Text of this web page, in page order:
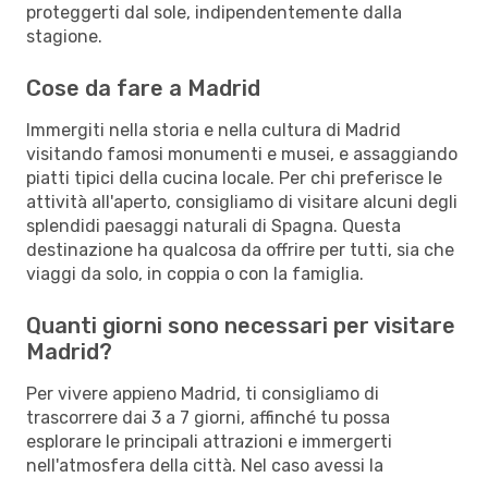
proteggerti dal sole, indipendentemente dalla
stagione.
Cose da fare a Madrid
Immergiti nella storia e nella cultura di Madrid
visitando famosi monumenti e musei, e assaggiando
piatti tipici della cucina locale. Per chi preferisce le
attività all'aperto, consigliamo di visitare alcuni degli
splendidi paesaggi naturali di Spagna. Questa
destinazione ha qualcosa da offrire per tutti, sia che
viaggi da solo, in coppia o con la famiglia.
Quanti giorni sono necessari per visitare
Madrid?
Per vivere appieno Madrid, ti consigliamo di
trascorrere dai 3 a 7 giorni, affinché tu possa
esplorare le principali attrazioni e immergerti
nell'atmosfera della città. Nel caso avessi la